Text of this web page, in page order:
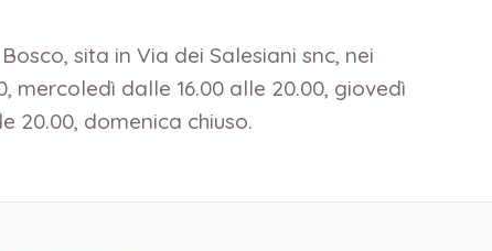
sita in Via dei Salesiani snc, nei
mercoledì dalle 16.00 alle 20.00, giovedì
20.00, domenica chiuso.